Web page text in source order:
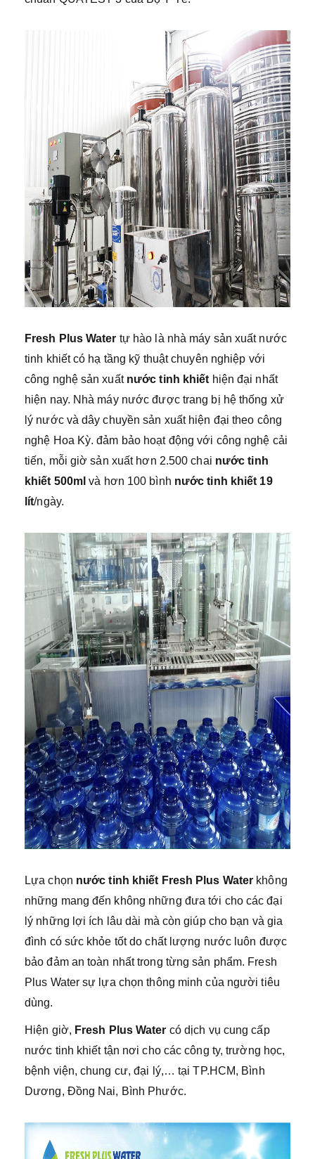
Fresh Plus Water tự hào là nhà máy sản xuất nước
tinh khiết có hạ tầng kỹ thuật chuyên nghiệp với
công nghệ sản xuấtnước tinh khiết hiện đại nhất
hiện nay. Nhà máy nước được trang bị hệ thống xử
lý nước và dây chuyền sản xuất hiện đại theo công
nghệ Hoa Kỳ. đảm bảo hoạt động với công nghệ cải
tiến, mỗi giờ sản xuất hơn 2.500 chai nước tinh
khiết 500ml và hơn 100 bình nước tinh khiết 19
lít/ngày.
Lựa chọn nước tinh khiết Fresh Plus Water không
những mang đến không những đưa tới cho các đại
lý những lợi ích lâu dài mà còn giúp cho bạn và gia
đình có sức khỏe tốt do chất lượng nước luôn được
bảo đảm an toàn nhất trong từng sản phẩm. Fresh
Plus Water sự lựa chọn thông minh của người tiêu
dùng.
Hiện giờ, Fresh Plus Water có dịch vụ cung cấp
nước tinh khiết tận nơi cho các công ty, trường học,
bệnh viện, chung cư, đại lý,… tại TP.HCM, Bình
Dương, Đồng Nai, Bình Phước.